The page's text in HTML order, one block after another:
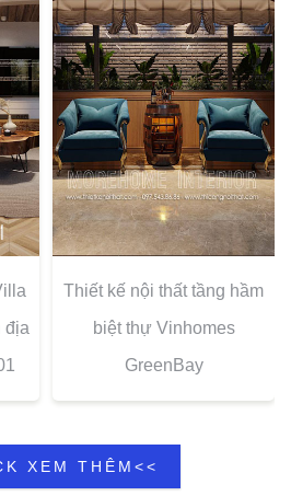
địa
Thiết kế nội thất tầng hầm
biệt thự Vinhomes
GreenBay
XEM THÊM<<